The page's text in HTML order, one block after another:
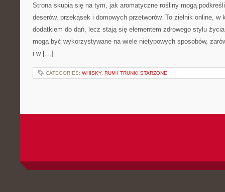
Strona skupia się na tym, jak aromatyczne rośliny mogą
deserów, przekąsek i domowych przetworów. To zielnik online, w
dodatkiem do dań, lecz stają się elementem zdrowego stylu
mogą być wykorzystywane na wiele nietypowych sposobów,
i w […]
CATEGORIES: WHISKY, RUM I TRUNKI STARZONE